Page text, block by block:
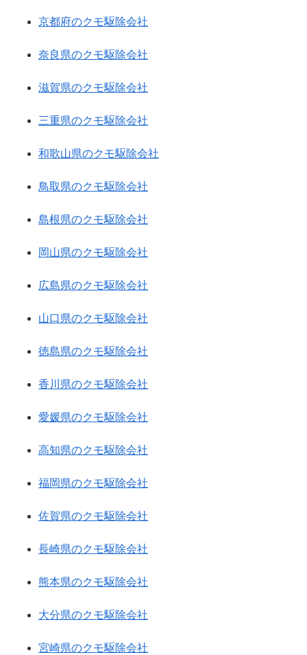
京都府のクモ駆除会社
奈良県のクモ駆除会社
滋賀県のクモ駆除会社
三重県のクモ駆除会社
和歌山県のクモ駆除会社
鳥取県のクモ駆除会社
島根県のクモ駆除会社
岡山県のクモ駆除会社
広島県のクモ駆除会社
山口県のクモ駆除会社
徳島県のクモ駆除会社
香川県のクモ駆除会社
愛媛県のクモ駆除会社
高知県のクモ駆除会社
福岡県のクモ駆除会社
佐賀県のクモ駆除会社
長崎県のクモ駆除会社
熊本県のクモ駆除会社
大分県のクモ駆除会社
宮崎県のクモ駆除会社